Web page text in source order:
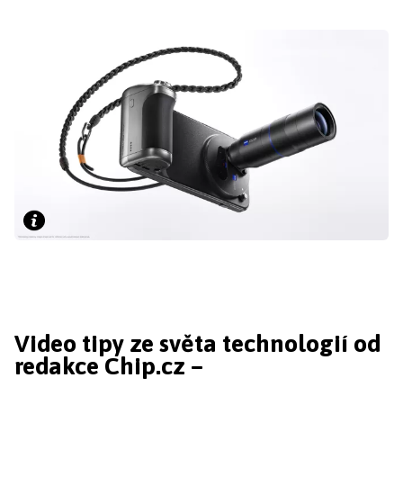
Video tipy ze světa technologií od
redakce Chip.cz –